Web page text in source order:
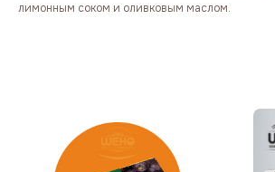
лимонным соком и оливковым маслом.